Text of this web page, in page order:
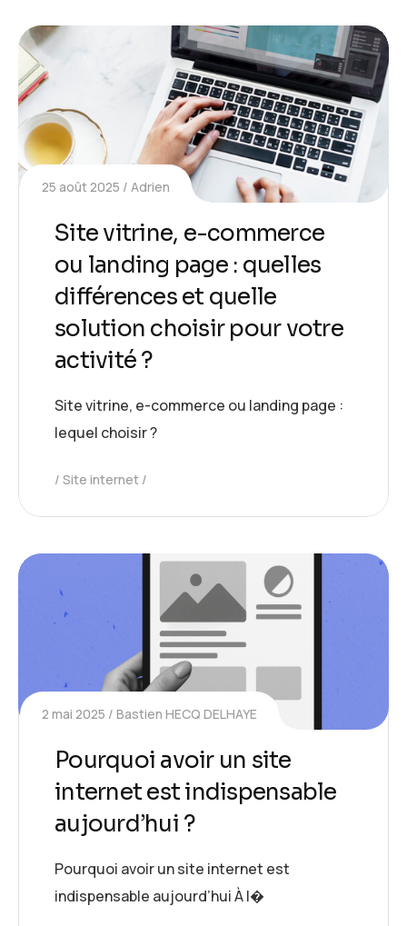
25 août 2025 Adrien
Site vitrine, e-commerce
ou landing page : quelles
différences et quelle
solution choisir pour votre
activité ?
Site vitrine, e-commerce ou landing page :
lequel choisir ?
Site internet
2 mai 2025 Bastien HECQ DELHAYE
Pourquoi avoir un site
internet est indispensable
aujourd’hui ?
Pourquoi avoir un site internet est
indispensable aujourd’hui À l�